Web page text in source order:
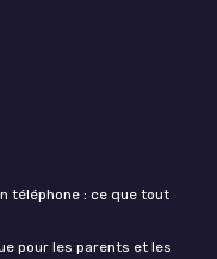
téléphone : ce que tout
pour les parents et les